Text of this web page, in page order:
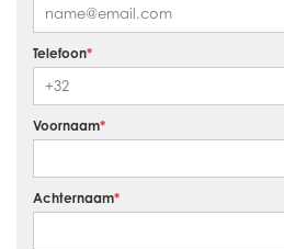
Telefoon*
Voornaam*
Achternaam*